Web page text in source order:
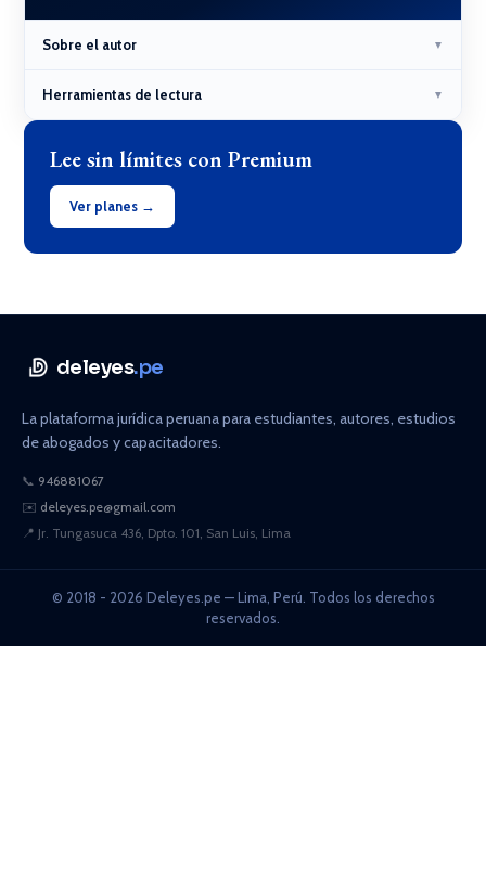
Sobre el autor ▼
Herramientas de lectura ▼
Lee sin límites con Premium
Ver planes →
deleyes.pe
La plataforma jurídica peruana para estudiantes, autores, estudios
de abogados y capacitadores.
📞 946881067
✉️ deleyes.pe@gmail.com
📍 Jr. Tungasuca 436, Dpto. 101, San Luis, Lima
© 2018 - 2026 Deleyes.pe — Lima, Perú. Todos los derechos
reservados.